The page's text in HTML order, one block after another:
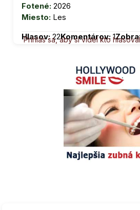
Fotené: 2026
Miesto: Les
Hlasov:22Komentárov: 1
Prihlás sa, aby si videl kto